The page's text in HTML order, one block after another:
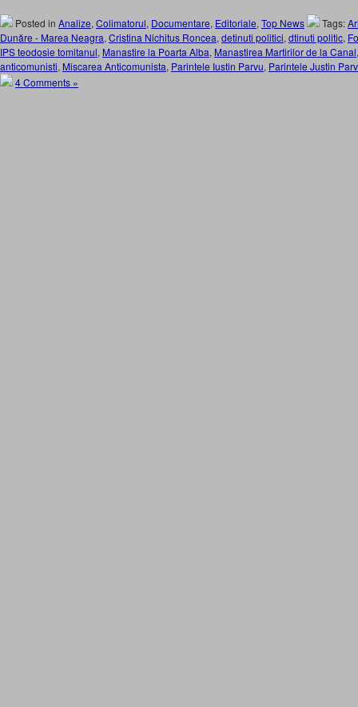
Posted in Analize, Colimatorul, Documentare, Editoriale, Top News Tags:
Dunăre - Marea Neagra, Cristina Nichitus Roncea, detinuti politici, dtinuti politic,
IPS teodosie tomitanul, Manastire la Poarta Alba, Manastirea Martirilor de la Canal
anticomunisti, Miscarea Anticomunista, Parintele Iustin Parvu, Parintele Justin
4 Comments »